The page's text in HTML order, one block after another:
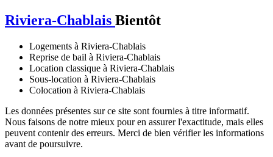
Riviera-Chablais Bientôt
Logements à Riviera-Chablais
Reprise de bail à Riviera-Chablais
Location classique à Riviera-Chablais
Sous-location à Riviera-Chablais
Colocation à Riviera-Chablais
Les données présentes sur ce site sont fournies à titre informatif.
Nous faisons de notre mieux pour en assurer l'exactitude, mais elles
peuvent contenir des erreurs. Merci de bien vérifier les informations
avant de poursuivre.